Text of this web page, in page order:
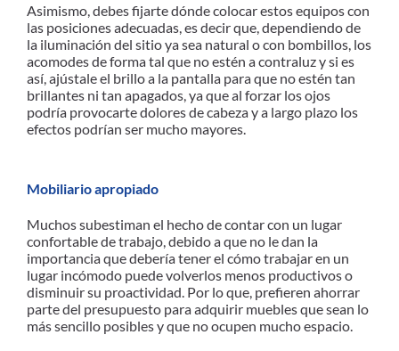
Asimismo, debes fijarte dónde colocar estos equipos con
las posiciones adecuadas, es decir que, dependiendo de
la iluminación del sitio ya sea natural o con bombillos, los
acomodes de forma tal que no estén a contraluz y si es
así, ajústale el brillo a la pantalla para que no estén tan
brillantes ni tan apagados, ya que al forzar los ojos
podría provocarte dolores de cabeza y a largo plazo los
efectos podrían ser mucho mayores.
Mobiliario apropiado
Muchos subestiman el hecho de contar con un lugar
confortable de trabajo, debido a que no le dan la
importancia que debería tener el cómo trabajar en un
lugar incómodo puede volverlos menos productivos o
disminuir su proactividad. Por lo que, prefieren ahorrar
parte del presupuesto para adquirir muebles que sean lo
más sencillo posibles y que no ocupen mucho espacio.